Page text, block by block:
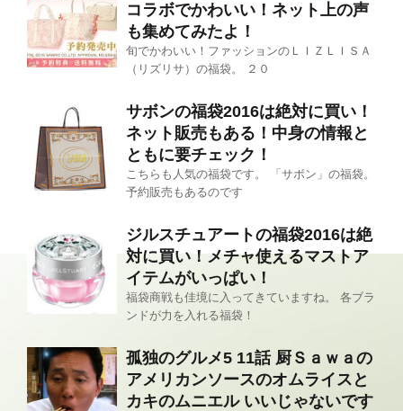
コラボでかわいい！ネット上の声
も集めてみたよ！
旬でかわいい！ファッションのＬＩＺＬＩＳＡ
（リズリサ）の福袋。 ２０
サボンの福袋2016は絶対に買い！
ネット販売もある！中身の情報と
ともに要チェック！
こちらも人気の福袋です。 「サボン」の福袋。
予約販売もあるのです
ジルスチュアートの福袋2016は絶
対に買い！メチャ使えるマストア
イテムがいっぱい！
福袋商戦も佳境に入ってきていますね。 各ブラ
ンドが力を入れる福袋！
孤独のグルメ5 11話 厨Ｓａｗａの
アメリカンソースのオムライスと
カキのムニエル いいじゃないです